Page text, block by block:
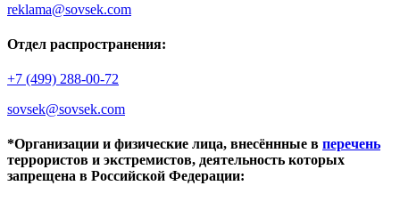
reklama@sovsek.com
Отдел распространения:
+7 (499) 288-00-72
sovsek@sovsek.com
*Организации и физические лица, внесённные в перечень
террористов и экстремистов, деятельность которых
запрещена в Российской Федерации: